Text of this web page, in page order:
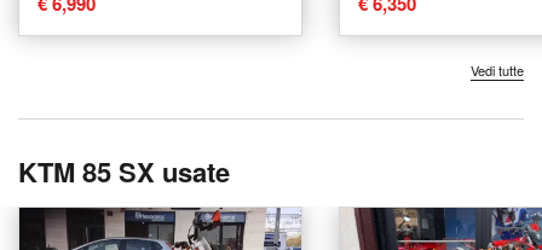
Vedi tutte
KTM 85 SX usate